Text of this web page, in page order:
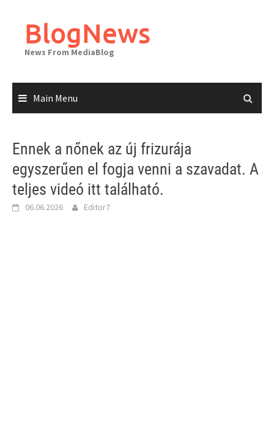
contentBlogNews
News From MediaBlog
Main Menu
Ennek a nőnek az új frizurája
egyszerűen el fogja venni a szavadat. A
teljes videó itt található.
06.06.2026 Editor7